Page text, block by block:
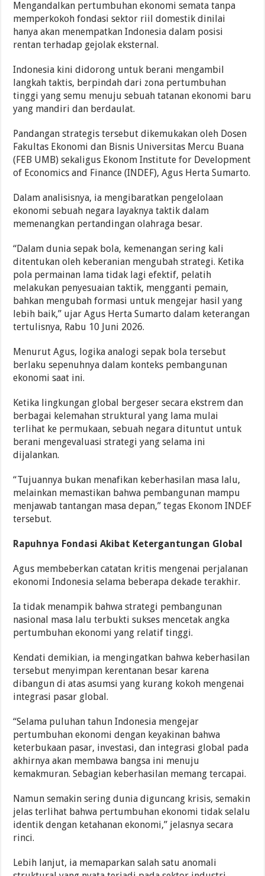
Mengandalkan pertumbuhan ekonomi semata tanpa
memperkokoh fondasi sektor riil domestik dinilai
hanya akan menempatkan Indonesia dalam posisi
rentan terhadap gejolak eksternal.
Indonesia kini didorong untuk berani mengambil
langkah taktis, berpindah dari zona pertumbuhan
tinggi yang semu menuju sebuah tatanan ekonomi baru
yang mandiri dan berdaulat.
Pandangan strategis tersebut dikemukakan oleh Dosen
Fakultas Ekonomi dan Bisnis Universitas Mercu Buana
(FEB UMB) sekaligus Ekonom Institute for Development
of Economics and Finance (INDEF), Agus Herta Sumarto.
Dalam analisisnya, ia mengibaratkan pengelolaan
ekonomi sebuah negara layaknya taktik dalam
memenangkan pertandingan olahraga besar.
“Dalam dunia sepak bola, kemenangan sering kali
ditentukan oleh keberanian mengubah strategi. Ketika
pola permainan lama tidak lagi efektif, pelatih
melakukan penyesuaian taktik, mengganti pemain,
bahkan mengubah formasi untuk mengejar hasil yang
lebih baik,” ujar Agus Herta Sumarto dalam keterangan
tertulisnya, Rabu 10 Juni 2026.
Menurut Agus, logika analogi sepak bola tersebut
berlaku sepenuhnya dalam konteks pembangunan
ekonomi saat ini.
Ketika lingkungan global bergeser secara ekstrem dan
berbagai kelemahan struktural yang lama mulai
terlihat ke permukaan, sebuah negara dituntut untuk
berani mengevaluasi strategi yang selama ini
dijalankan.
“Tujuannya bukan menafikan keberhasilan masa lalu,
melainkan memastikan bahwa pembangunan mampu
menjawab tantangan masa depan,” tegas Ekonom INDEF
tersebut.
Rapuhnya Fondasi Akibat Ketergantungan Global
Agus membeberkan catatan kritis mengenai perjalanan
ekonomi Indonesia selama beberapa dekade terakhir.
Ia tidak menampik bahwa strategi pembangunan
nasional masa lalu terbukti sukses mencetak angka
pertumbuhan ekonomi yang relatif tinggi.
Kendati demikian, ia mengingatkan bahwa keberhasilan
tersebut menyimpan kerentanan besar karena
dibangun di atas asumsi yang kurang kokoh mengenai
integrasi pasar global.
“Selama puluhan tahun Indonesia mengejar
pertumbuhan ekonomi dengan keyakinan bahwa
keterbukaan pasar, investasi, dan integrasi global pada
akhirnya akan membawa bangsa ini menuju
kemakmuran. Sebagian keberhasilan memang tercapai.
Namun semakin sering dunia diguncang krisis, semakin
jelas terlihat bahwa pertumbuhan ekonomi tidak selalu
identik dengan ketahanan ekonomi,” jelasnya secara
rinci.
Lebih lanjut, ia memaparkan salah satu anomali